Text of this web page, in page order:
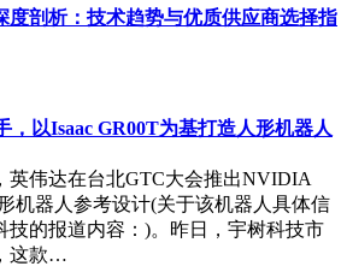
股权激励机构"等称号。其案例库涵
新能源等12个行业，成功帮助某港股
企业设计的合规方案，实现上市后零
践成果验证了其"战略+人才+资本"三维
跨境股权激励提供了可复制的成功范
度剖析：技术趋势与优质供应商选择指
，以Isaac GR00T为基打造人形机器人
英伟达在台北GTC大会推出NVIDIA
机器人参考设计(关于该机器人具体信
技的报道内容：)。昨日，宇树科技市
这款…